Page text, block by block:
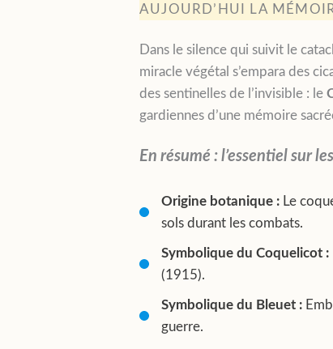
AUJOURD’HUI LA
Dans le silence qui suivit le
miracle végétal s’empara des
des sentinelles de l’invisible : le
gardiennes d’une mémoire
En résumé : l’essentiel sur
Origine botanique : Le
sols durant les combats.
Symbolique du Coquelicot :
(1915).
Symbolique du Bleuet :
guerre.